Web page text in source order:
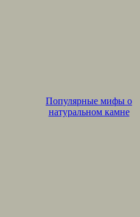
Популярные мифы о
натуральном камне